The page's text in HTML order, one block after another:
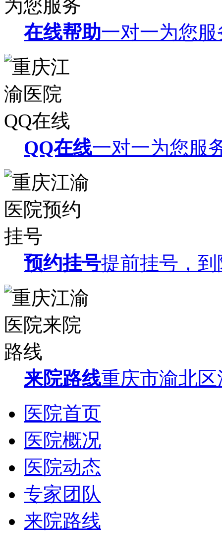
在线帮助一对一为您服
QQ在线一对一为您服
预约挂号提前挂号，
来院路线重庆市渝北
医院首页
医院概况
医院动态
专家团队
来院路线